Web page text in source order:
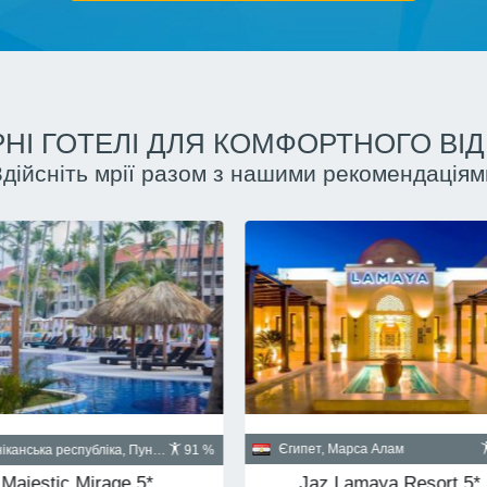
ГОТЕЛІ ДЛЯ КОМФОРТНОГО
мрії разом з нашими
90 %
Шарм-эль-Шейх
Куба, Гавана
Santa Isabel 5*